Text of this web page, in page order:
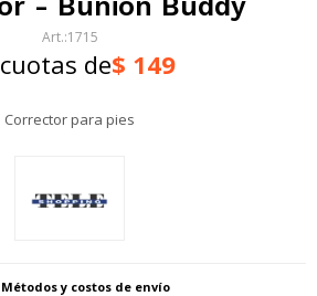
1715
de$ 149
Corrector para pies
Métodos y costos de envío